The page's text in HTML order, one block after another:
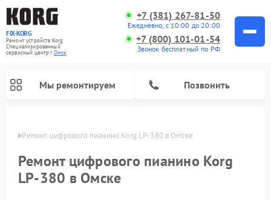
FIX-KORG
Ремонт устройств Korg
Специализированный
cервисный центр г.Омск
+7 (381) 267-81-50
Ежедневно, с 10:00 до 20:00
+7 (800) 101-01-54
Звонок бесплатный по РФ
Мы ремонтируем Позвонить
Ремонт цифрового пианино Korg LP-380 в Омске
Ремонт цифрового пианино Korg
LP-380 в Омске